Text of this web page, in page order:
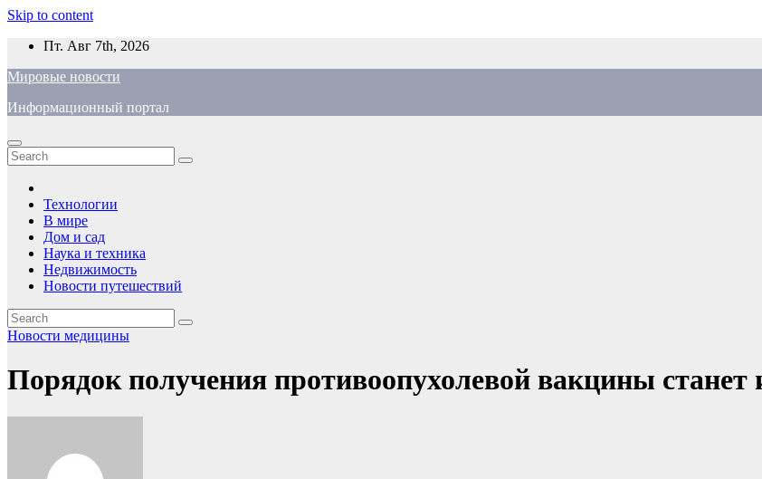
Skip to content
Пт. Авг 7th, 2026
Мировые новости
Информационный портал
Технологии
В мире
Дом и сад
Наука и техника
Недвижимость
Новости путешествий
Новости медицины
Порядок получения противоопухолевой вакцины станет